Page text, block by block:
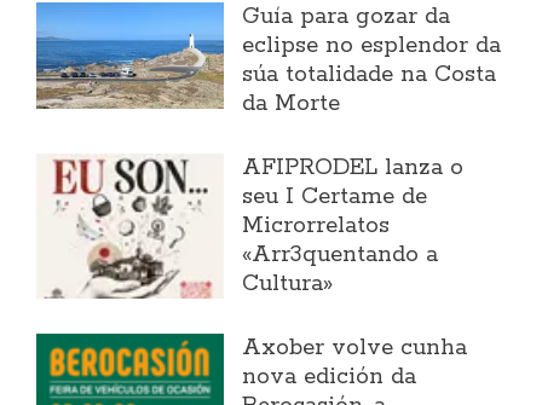
Guía para gozar da
eclipse no esplendor da
súa totalidade na Costa
da Morte
AFIPRODEL lanza o
seu I Certame de
Microrrelatos
«Arr3quentando a
Cultura»
Axober volve cunha
nova edición da